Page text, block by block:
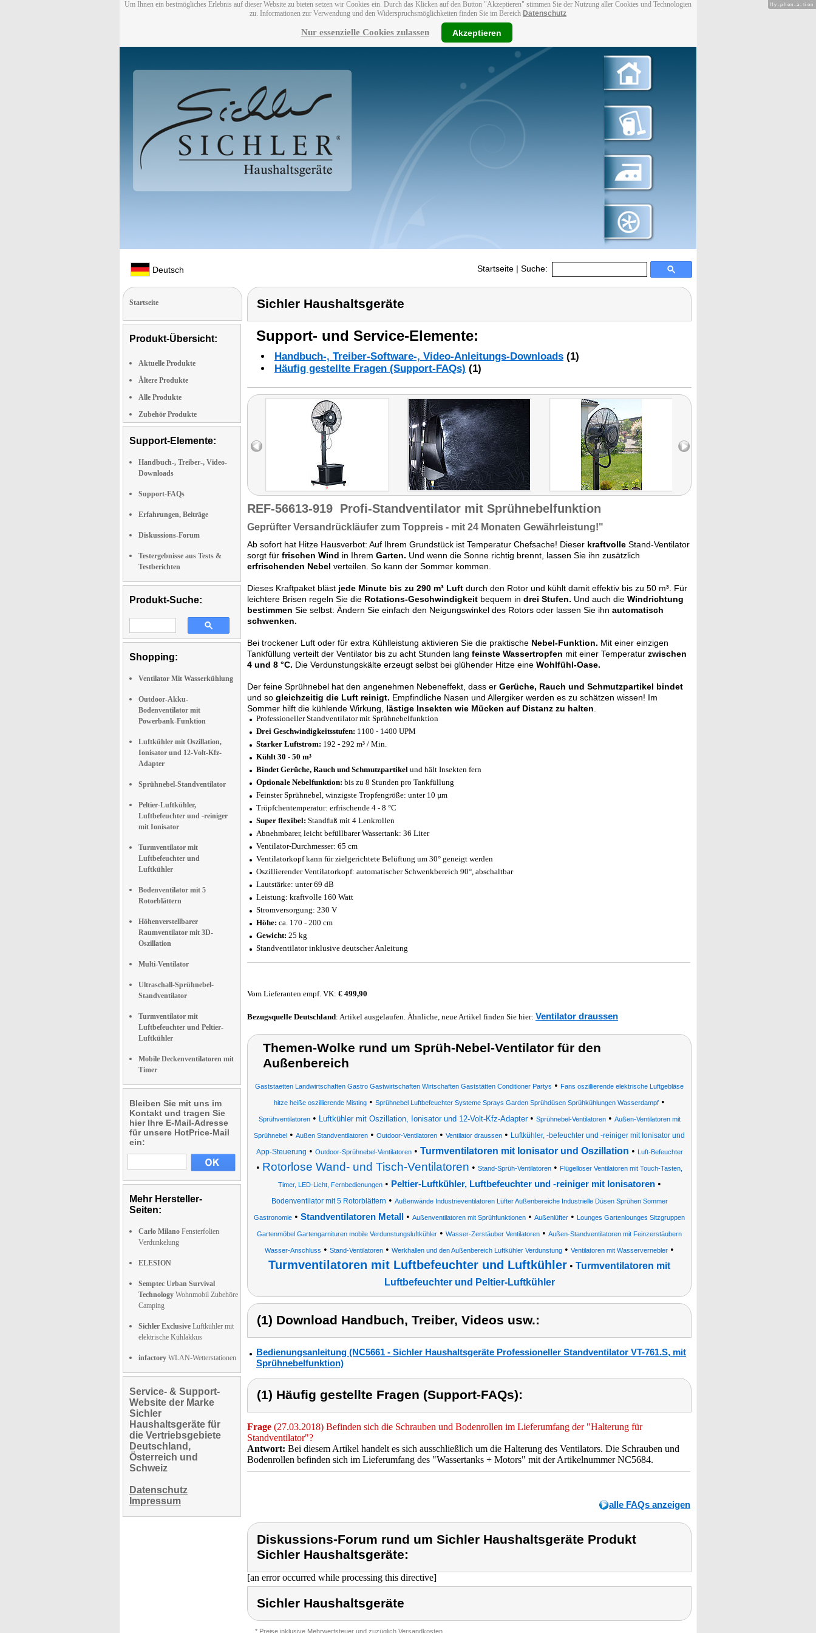
Um Ihnen ein bestmögliches Erlebnis auf dieser Website zu bieten setzen wir Cookies ein. Durch das Klicken auf den Button "Akzeptieren" stimmen Sie der Nutzung aller Cookies und Technologien
zu. Informationen zur Verwendung und den Widerspruchsmöglichkeiten finden Sie im Bereich Datenschutz
Nur essenzielle Cookies zulassen Akzeptieren
Deutsch Startseite | Suche:
Startseite
Produkt-Übersicht:
Aktuelle Produkte
Ältere Produkte
Alle Produkte
Zubehör Produkte
Support-Elemente:
Handbuch-, Treiber-, Video-
Downloads
Support-FAQs
Erfahrungen, Beiträge
Diskussions-Forum
Testergebnisse aus Tests &
Testberichten
Produkt-Suche:
Shopping:
Ventilator Mit Wasserkühlung
Outdoor-Akku-
Bodenventilator mit
Powerbank-Funktion
Luftkühler mit Oszillation,
Ionisator und 12-Volt-Kfz-
Adapter
Sprühnebel-Standventilator
Peltier-Luftkühler,
Luftbefeuchter und -reiniger
mit Ionisator
Turmventilator mit
Luftbefeuchter und
Luftkühler
Bodenventilator mit 5
Rotorblättern
Höhenverstellbarer
Raumventilator mit 3D-
Oszillation
Multi-Ventilator
Ultraschall-Sprühnebel-
Standventilator
Turmventilator mit
Luftbefeuchter und Peltier-
Luftkühler
Mobile Deckenventilatoren mit
Timer
Bleiben Sie mit uns im
Kontakt und tragen Sie
hier Ihre E-Mail-Adresse
für unsere HotPrice-Mail
ein:
Mehr Hersteller-
Seiten:
Carlo Milano Fensterfolien
Verdunkelung
ELESION
Semptec Urban Survival
Technology Wohnmobil Zubehöre
Camping
Sichler Exclusive Luftkühler mit
elektrische Kühlakkus
infactory WLAN-Wetterstationen
Service- & Support-
Website der Marke
Sichler
Haushaltsgeräte für
die Vertriebsgebiete
Deutschland,
Österreich und
Schweiz
Datenschutz
Impressum
Sichler Haushaltsgeräte
Support- und Service-Elemente:
Handbuch-, Treiber-Software-, Video-Anleitungs-Downloads (1)
Häufig gestellte Fragen (Support-FAQs) (1)
REF-56613-919 Profi-Standventilator mit Sprühnebelfunktion
Geprüfter Versandrückläufer zum Toppreis - mit 24 Monaten Gewährleistung!"
Ab sofort hat Hitze Hausverbot: Auf Ihrem Grundstück ist Temperatur Chefsache! Dieser kraftvolle Stand-Ventilator
sorgt für frischen Wind in Ihrem Garten. Und wenn die Sonne richtig brennt, lassen Sie ihn zusätzlich
erfrischenden Nebel verteilen. So kann der Sommer kommen.
Dieses Kraftpaket bläst jede Minute bis zu 290 m³ Luft durch den Rotor und kühlt damit effektiv bis zu 50 m³. Für
leichtere Brisen regeln Sie die Rotations-Geschwindigkeit bequem in drei Stufen. Und auch die Windrichtung
bestimmen Sie selbst: Ändern Sie einfach den Neigungswinkel des Rotors oder lassen Sie ihn automatisch
schwenken.
Bei trockener Luft oder für extra Kühlleistung aktivieren Sie die praktische Nebel-Funktion. Mit einer einzigen
Tankfüllung verteilt der Ventilator bis zu acht Stunden lang feinste Wassertropfen mit einer Temperatur zwischen
4 und 8 °C. Die Verdunstungskälte erzeugt selbst bei glühender Hitze eine Wohlfühl-Oase.
Der feine Sprühnebel hat den angenehmen Nebeneffekt, dass er Gerüche, Rauch und Schmutzpartikel bindet
und so gleichzeitig die Luft reinigt. Empfindliche Nasen und Allergiker werden es zu schätzen wissen! Im
Sommer hilft die kühlende Wirkung, lästige Insekten wie Mücken auf Distanz zu halten
Professioneller Standventilator mit Sprühnebelfunktion
Drei Geschwindigkeitsstufen: 1100 - 1400 UPM
Starker Luftstrom: 192 - 292 m³ / Min.
Kühlt 30 - 50 m³
Bindet Gerüche, Rauch und Schmutzpartikel und hält Insekten fern
Optionale Nebelfunktion: bis zu 8 Stunden pro Tankfüllung
Feinster Sprühnebel, winzigste Tropfengröße: unter 10 µm
Tröpfchentemperatur: erfrischende 4 - 8 °C
Super flexibel: Standfuß mit 4 Lenkrollen
Abnehmbarer, leicht befüllbarer Wassertank: 36 Liter
Ventilator-Durchmesser: 65 cm
Ventilatorkopf kann für zielgerichtete Belüftung um 30° geneigt werden
Oszillierender Ventilatorkopf: automatischer Schwenkbereich 90°, abschaltbar
Lautstärke: unter 69 dB
Leistung: kraftvolle 160 Watt
Stromversorgung: 230 V
Höhe: ca. 170 - 200 cm
Gewicht: 25 kg
Standventilator inklusive deutscher Anleitung
Vom Lieferanten empf. VK: € 499,90
Bezugsquelle Deutschland: Artikel ausgelaufen. Ähnliche, neue Artikel finden Sie hier: Ventilator draussen
Themen-Wolke rund um Sprüh-Nebel-Ventilator für den
Außenbereich
Gaststaetten Landwirtschaften Gastro Gastwirtschaften Wirtschaften Gaststätten Conditioner Partys • Fans oszillierende elektrische Luftgebläse
hitze heiße oszillierende Misting • Sprühnebel Luftbefeuchter Systeme Sprays Garden Sprühdüsen Sprühkühlungen Wasserdampf •
Sprühventilatoren• Luftkühler mit Oszillation, Ionisator und 12-Volt-Kfz-Adapter• Sprühnebel-Ventilatoren• Außen-Ventilatoren mit
Sprühnebel • Außen Standventilatoren • Outdoor-Ventilatoren • Ventilator draussen • Luftkühler, -befeuchter und -reiniger mit Ionisator und
App-Steuerung • Outdoor-Sprühnebel-Ventilatoren• Turmventilatoren mit Ionisator und Oszillation • Luft-Befeuchter
• Rotorlose Wand- und Tisch-Ventilatoren • Stand-Sprüh-Ventilatoren • Flügelloser Ventilatoren mit Touch-Tasten,
Timer, LED-Licht, Fernbedienungen• Peltier-Luftkühler, Luftbefeuchter und -reiniger mit Ionisatoren•
Bodenventilator mit 5 Rotorblättern • Außenwände Industrieventilatoren Lüfter Außenbereiche Industrielle Düsen Sprühen Sommer
Gastronomie • Standventilatoren Metall • Außenventilatoren mit Sprühfunktionen • Außenlüfter • Lounges Gartenlounges Sitzgruppen
Gartenmöbel Gartengarnituren mobile Verdunstungsluftkühler • Wasser-Zerstäuber Ventilatoren • Außen-Standventilatoren mit Feinzerstäubern
Wasser-Anschluss • Stand-Ventilatoren • Werkhallen und den Außenbereich Luftkühler Verdunstung • Ventilatoren mit Wasservernebler •
Turmventilatoren mit Luftbefeuchter und Luftkühler • Turmventilatoren mit
Luftbefeuchter und Peltier-Luftkühler
(1) Download Handbuch, Treiber, Videos usw.:
Bedienungsanleitung (NC5661 - Sichler Haushaltsgeräte Professioneller Standventilator VT-761.S, mit
Sprühnebelfunktion)
(1) Häufig gestellte Fragen (Support-FAQs):
Frage (27.03.2018) Befinden sich die Schrauben und Bodenrollen im Lieferumfang der "Halterung für
Standventilator"?
Antwort: Bei diesem Artikel handelt es sich ausschließlich um die Halterung des Ventilators. Die Schrauben und
Bodenrollen befinden sich im Lieferumfang des "Wassertanks + Motors" mit der Artikelnummer NC5684.
alle FAQs anzeigen
Diskussions-Forum rund um Sichler Haushaltsgeräte Produkt
Sichler Haushaltsgeräte:
[an error occurred while processing this directive]
Sichler Haushaltsgeräte
* Preise inklusive Mehrwertsteuer und zuzüglich Versandkosten
Hy-phen-a-tion